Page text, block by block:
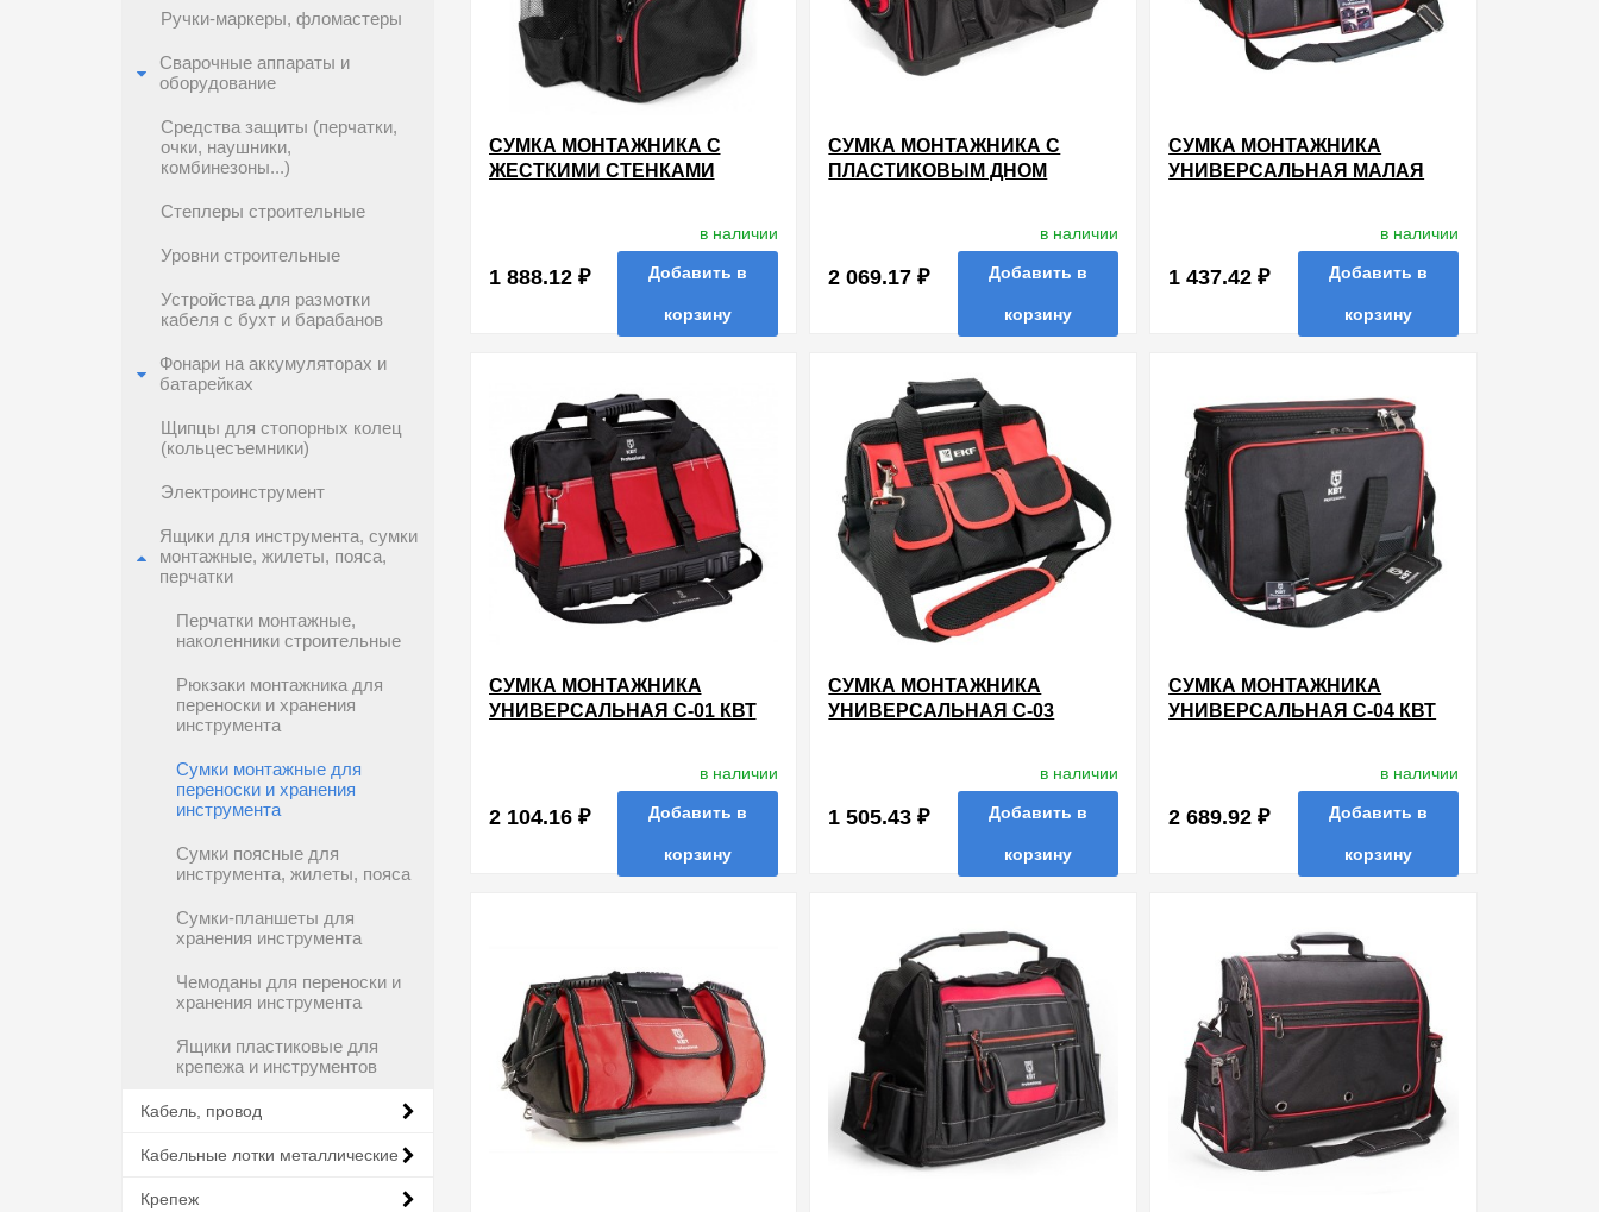
Ручки-маркеры, фломастеры
Сварочные аппараты и
оборудование
Средства защиты (перчатки,
очки, наушники,
комбинезоны...)
Степлеры строительные
Уровни строительные
Устройства для размотки
кабеля с бухт и барабанов
Фонари на аккумуляторах и
батарейках
Щипцы для стопорных колец
(кольцесъемники)
Электроинструмент
Ящики для инструмента, сумки
монтажные, жилеты, пояса,
перчатки
Перчатки монтажные,
наколенники строительные
Рюкзаки монтажника для
переноски и хранения
инструмента
Сумки монтажные для
переноски и хранения
инструмента
Сумки поясные для
инструмента, жилеты, пояса
Сумки-планшеты для
хранения инструмента
Чемоданы для переноски и
хранения инструмента
Ящики пластиковые для
крепежа и инструментов
Кабель, провод
Кабельные лотки металлические
Крепеж
СУМКА МОНТАЖНИКА С
ЖЕСТКИМИ СТЕНКАМИ
1 888.12 ₽
в наличии
Добавить в
корзину
сравнить купить в 1 клик
СУМКА МОНТАЖНИКА С
ПЛАСТИКОВЫМ ДНОМ
2 069.17 ₽
в наличии
Добавить в
корзину
сравнить купить в 1 клик
СУМКА МОНТАЖНИКА
УНИВЕРСАЛЬНАЯ МАЛАЯ
1 437.42 ₽
в наличии
Добавить в
корзину
СУМКА МОНТАЖНИКА
УНИВЕРСАЛЬНАЯ С-01 КВТ
2 104.16 ₽
в наличии
Добавить в
корзину
СУМКА МОНТАЖНИКА
УНИВЕРСАЛЬНАЯ С-03
1 505.43 ₽
в наличии
Добавить в
корзину
сравнить купить в 1 клик
СУМКА МОНТАЖНИКА
УНИВЕРСАЛЬНАЯ С-04 КВТ
2 689.92 ₽
в наличии
Добавить в
корзину